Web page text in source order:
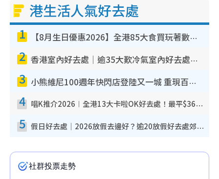
港生活人氣好去處
1 【8月生日優惠2026】全港85大食買玩著數攻略 自助餐/火鍋放題同行免費＋誠品/DONKI送現金券
2 香港室內好去處｜逾35大歎冷氣室內好去處推介 室內活動免費避雨無懼落雨
3 小熊維尼100週年快閃店登陸又一城 重現百畝森林經典場景／獨家限定盲盒登場／專屬DIY香水
4 唱K推介2026︱全港13大卡啦OK好去處！最平$36起 日文K都有！(附地址+收費詳情)
5 假日好去處｜2026放假去邊好？逾20放假好去處郊外/秘景 休閒半日或一日遊